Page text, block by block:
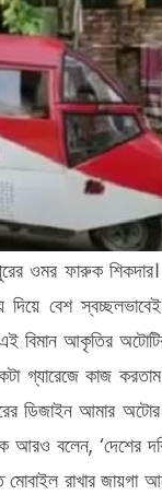
ওমর ফারুক
বেশ
বিমান আকৃতির
গ্যারেজে কাজ
ডিজাইন আমার
বলেন, ‘দেশের
রাখার জায়গা